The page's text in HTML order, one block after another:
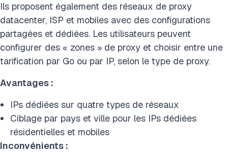
Ils proposent également des réseaux de proxy
datacenter, ISP et mobiles avec des configurations
partagées et dédiées. Les utilisateurs peuvent
configurer des « zones » de proxy et choisir entre une
tarification par Go ou par IP, selon le type de proxy.
Avantages :
IPs dédiées sur quatre types de réseaux
Ciblage par pays et ville pour les IPs dédiées
résidentielles et mobiles
Inconvénients :